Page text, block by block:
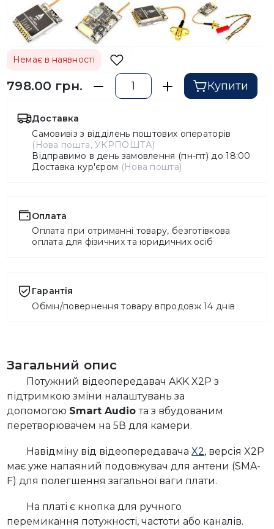
Немає в наявності
798.00 грн. Купити
Доставка
Самовивіз з відділень поштових операторів
(Нова пошта, УКРПОШТА)
Відправимо в день замовлення (пн-пт) до 18:00
Доставка кур'єром (Нова пошта)
Оплата
Оплата при отриманні товару, безготівкова
оплата для фізичних та юридичних осіб
Гарантія
Обмін/повернення товару впродовж 14 днів
Загальний опис
Потужний відеопередавач AKK X2P з
підтримкою зміни налаштувань за
допомогою Smart Audioта з вбудованим
перетворювачем на 5В для камери.
Навідміну від відеопередавачаX2, версія X2P
має уже напаяний подовжувач для антени (SMA-
F) для полегшення загальної ваги плати.
На платі є кнопка для ручного
перемикання потужності, частоти або каналів.